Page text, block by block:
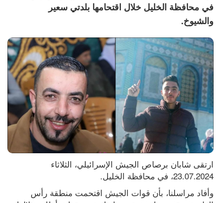
في محافظة الخليل خلال اقتحامها بلدتي سعير
والشيوخ.
23.07.2024، في محافظة الخليل.